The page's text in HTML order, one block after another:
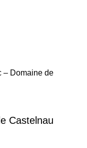
– Domaine de
Castelnau